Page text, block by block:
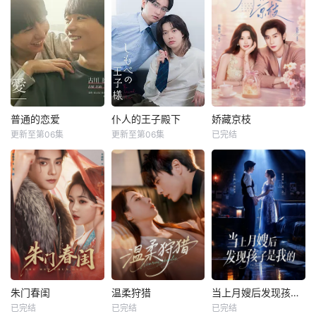
普通的恋爱
更新至第06集
仆人的王子殿下
更新至第06集
娇藏京枝
已完结
朱门春闺
已完结
温柔狩猎
已完结
当上月嫂后发现孩子是我的
已完结